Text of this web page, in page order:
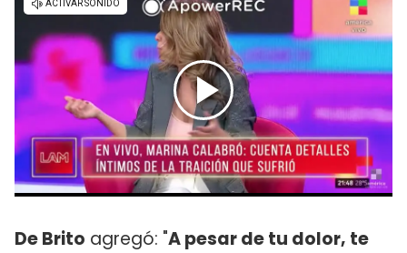
De Brito agregó: "A pesar de tu dolor, te